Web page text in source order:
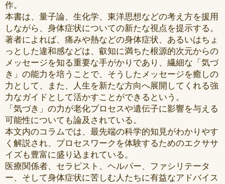
作。
本書は、量子論、生化学、東洋思想などの考え方を援用
しながら、身体症状についての新たな視点を提示する。
著者によれば、痛みや熱などの身体症状、あるいはちょ
っとした違和感などは、叡知に満ちた根源的次元からの
メッセージを知る重要な手がかりであり、繊細な「気づ
き」の能力を培うことで、そうしたメッセージを癒しの
力として、また、人生を新たな方向へ展開してくれる強
力なガイドとして活かすことができるという。
「気づき」の力が老化プロセスや遺伝子に影響を与える
可能性についても論及されている。
本文内のコラムでは、最先端の科学的知見がわかりやす
く解説され、プロセスワークを体験するためのエクササ
イズも豊富に盛り込まれている。
医療関係者、セラピスト、ヘルパー、ファシリテータ
ー、そして身体症状に苦しむ人たちに有益なアドバイス